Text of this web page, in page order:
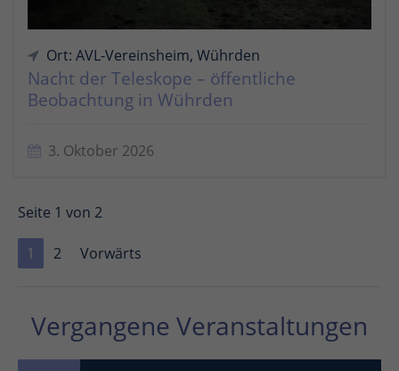
Ort: AVL-Vereinsheim, Wührden
Nacht der Teleskope – öffentliche
Beobachtung in Wührden
3. Oktober 2026
Seite 1 von 2
1 2 Vorwärts
Vergangene Veranstaltungen